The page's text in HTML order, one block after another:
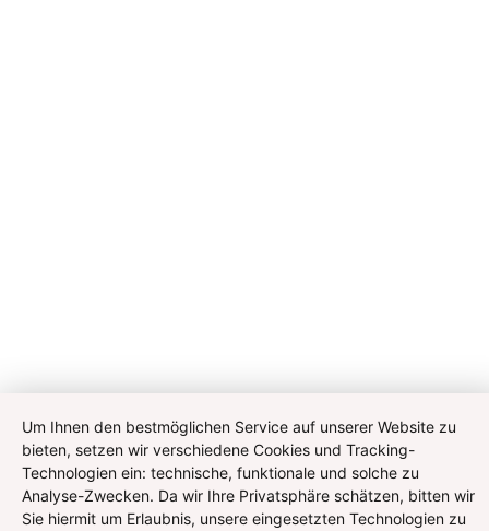
Um Ihnen den bestmöglichen Service auf unserer Website zu
bieten, setzen wir verschiedene Cookies und Tracking-
Technologien ein: technische, funktionale und solche zu
Analyse-Zwecken. Da wir Ihre Privatsphäre schätzen, bitten wir
Sie hiermit um Erlaubnis, unsere eingesetzten Technologien zu